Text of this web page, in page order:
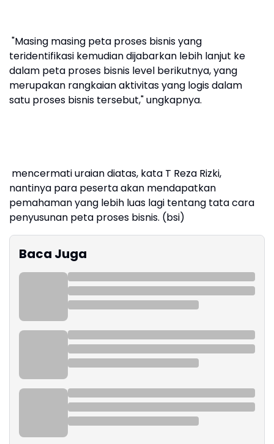
"Masing masing peta proses bisnis yang
teridentifikasi kemudian dijabarkan lebih lanjut ke
dalam peta proses bisnis level berikutnya, yang
merupakan rangkaian aktivitas yang logis dalam
satu proses bisnis tersebut," ungkapnya.
mencermati uraian diatas, kata T Reza Rizki,
nantinya para peserta akan mendapatkan
pemahaman yang lebih luas lagi tentang tata cara
penyusunan peta proses bisnis. (bsi)
Baca Juga